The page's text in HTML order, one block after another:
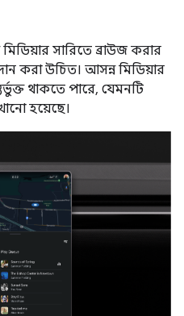
সারিতে ব্রাউজ করার
করা উচিত। আসন্ন মিডিয়ার
থাকতে পারে, যেমনটি
হয়েছে।